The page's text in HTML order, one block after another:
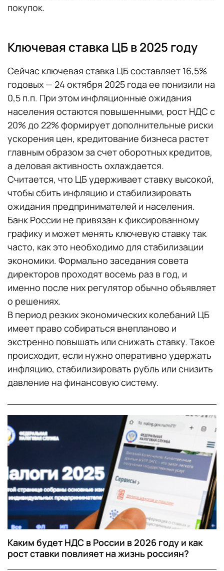
покупок.
Ключевая ставка ЦБ в 2025 году
Сейчас ключевая ставка ЦБ составляет 16,5%
годовых — 24 октября 2025 года ее понизили на
0,5 п.п. При этом инфляционные ожидания
населения остаются повышенными, рост НДС с
20% до 22% формирует дополнительные риски
ускорения цен, кредитование бизнеса растет
главным образом за счет оборотных кредитов,
а деловая активность охлаждается.
Считается, что ЦБ удерживает ставку высокой,
чтобы сбить инфляцию и стабилизировать
ожидания предпринимателей и населения.
Банк России не привязан к фиксированному
графику и может менять ключевую ставку так
часто, как это необходимо для стабилизации
экономики. Формально заседания совета
директоров проходят восемь раз в год, и
именно после них регулятор обычно объявляет
о решениях.
В период резких экономических колебаний ЦБ
имеет право собираться внепланово и
экстренно повышать или снижать ставку. Такое
происходит, если нужно оперативно удержать
инфляцию, стабилизировать рубль или снизить
давление на финансовую систему.
Каким будет НДС в России в 2026 году и как
рост ставки повлияет на жизнь россиян?